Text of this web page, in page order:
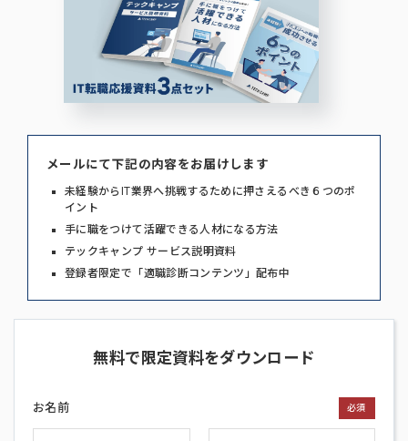
メールにて下記の内容をお届けします
未経験からIT業界へ挑戦するために押さえるべき６つのポ
イント
手に職をつけて活躍できる人材になる方法
テックキャンプ サービス説明資料
登録者限定で「適職診断コンテンツ」配布中
無料で限定資料をダウンロード
お名前 必須